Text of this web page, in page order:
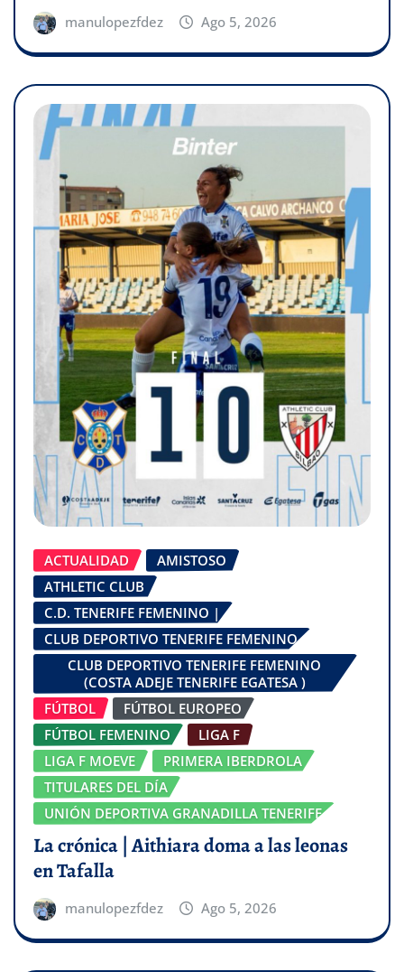
manulopezfdez Ago 5, 2026
ACTUALIDAD
AMISTOSO
ATHLETIC CLUB
C.D. TENERIFE FEMENINO |
CLUB DEPORTIVO TENERIFE FEMENINO
CLUB DEPORTIVO TENERIFE FEMENINO
(COSTA ADEJE TENERIFE EGATESA )
FÚTBOL
FÚTBOL EUROPEO
FÚTBOL FEMENINO
LIGA F
LIGA F MOEVE
PRIMERA IBERDROLA
TITULARES DEL DÍA
UNIÓN DEPORTIVA GRANADILLA TENERIFE
La crónica | Aithiara doma a las leonas
en Tafalla
manulopezfdez Ago 5, 2026